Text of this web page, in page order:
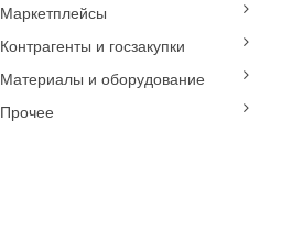
Маркетплейсы
Контрагенты и госзакупки
Материалы и оборудование
Прочее